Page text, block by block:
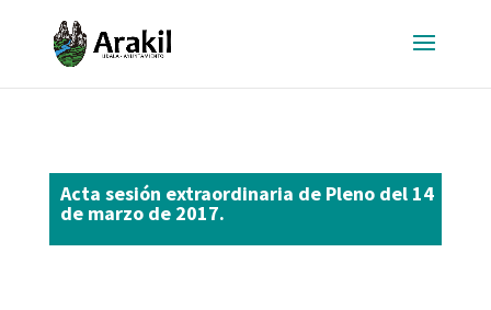
Acta sesión extraordinaria de Pleno del 14
de marzo de 2017.